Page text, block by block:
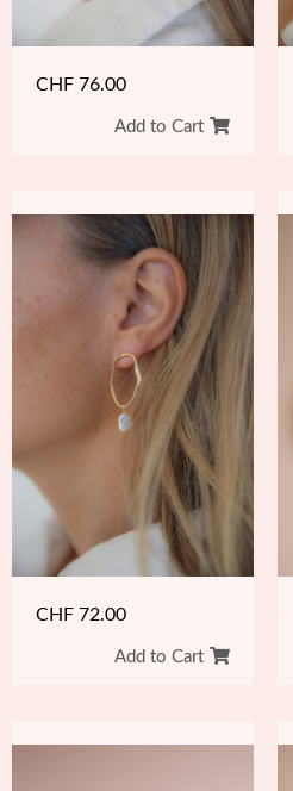
CHF 76.00
Add to Cart
CHF 72.00
Add to Cart